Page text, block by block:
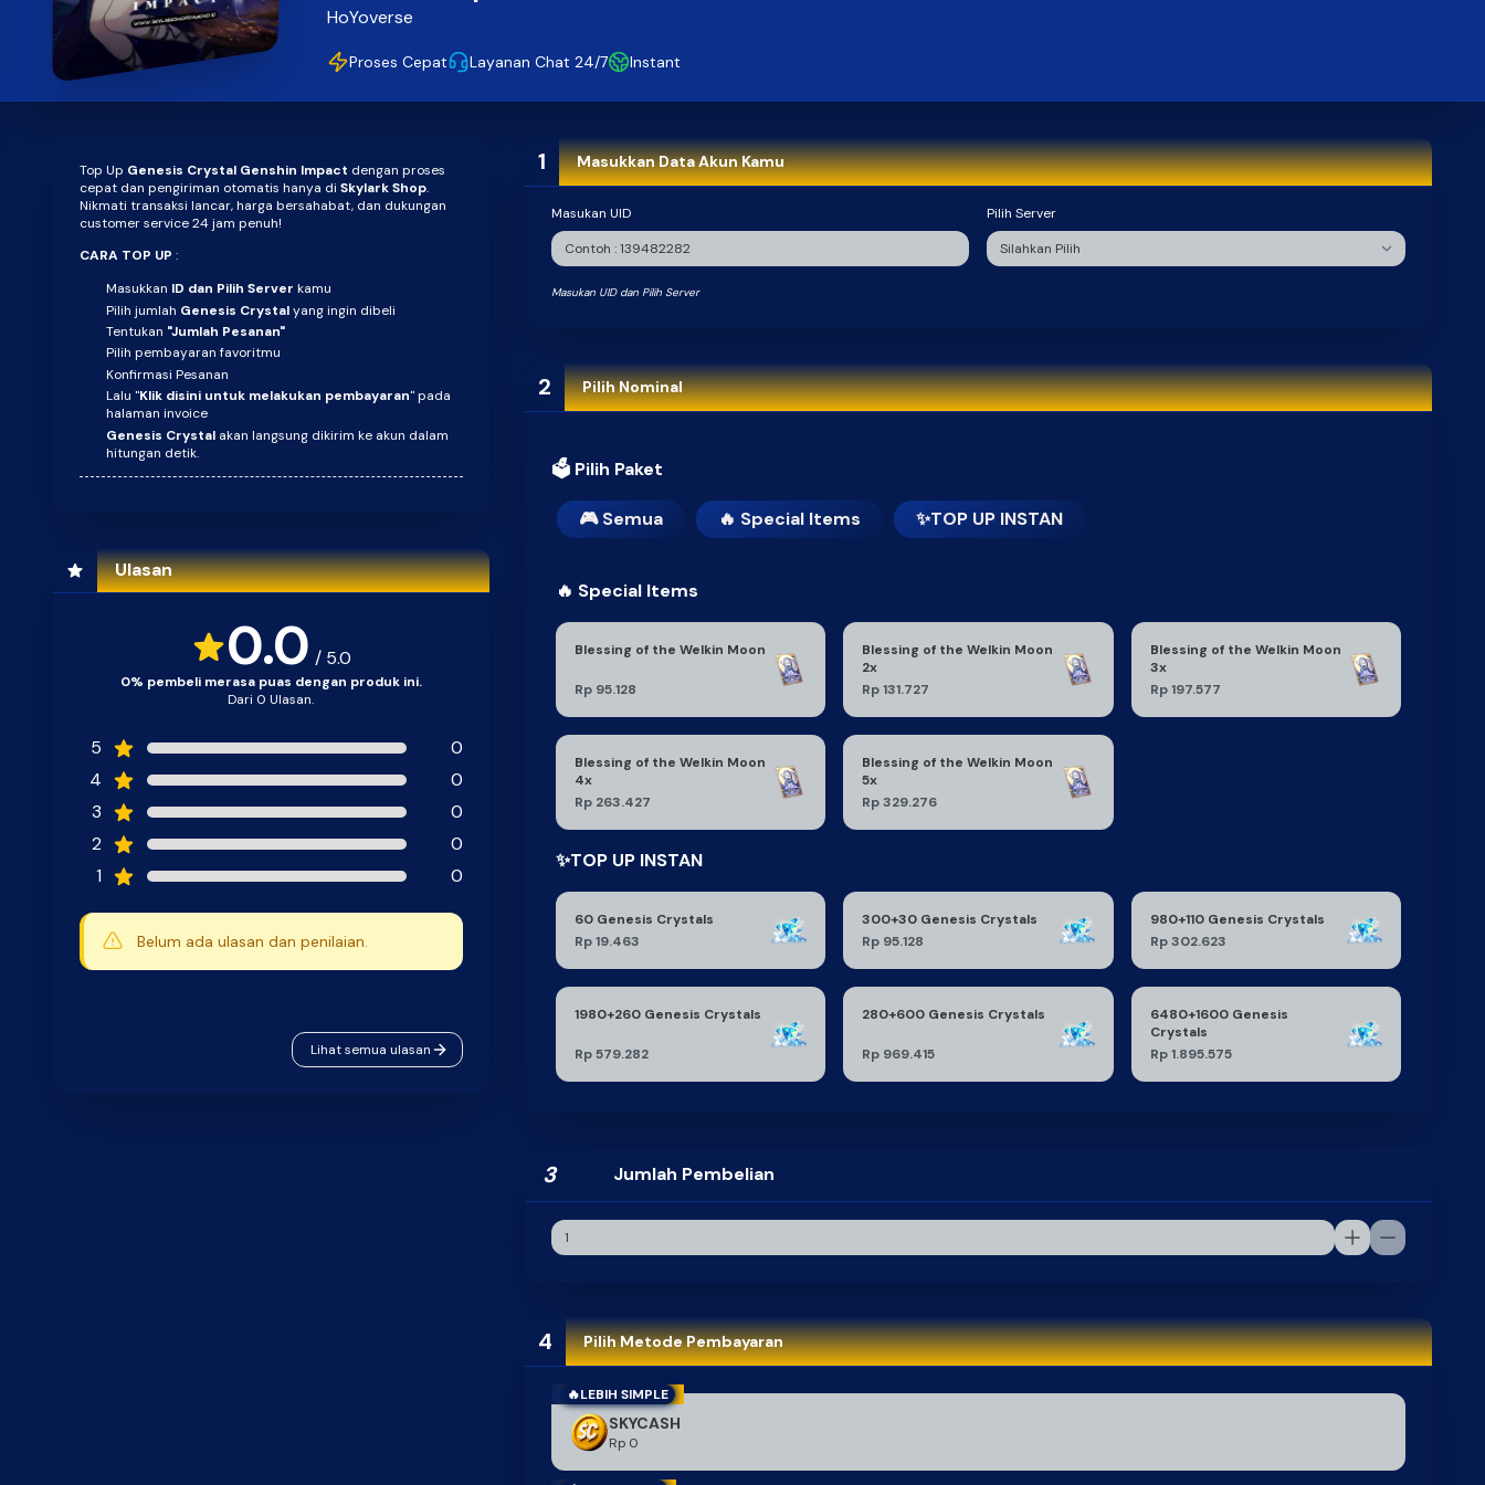
HoYoverse
Proses Cepat Layanan Chat 24/7 Instant
Top Up Genesis Crystal Genshin Impact dengan proses
cepat dan pengiriman otomatis hanya di Skylark Shop.
Nikmati transaksi lancar, harga bersahabat, dan dukungan
customer service 24 jam penuh!
CARA TOP UP :
Masukkan ID dan Pilih Server kamu
Pilih jumlah Genesis Crystalyang ingin dibeli
Tentukan "Jumlah Pesanan"
Pilih pembayaran favoritmu
Konfirmasi Pesanan
Lalu "Klik disini untuk melakukan pembayaran" pada
halaman invoice
Genesis Crystalakan langsung dikirim ke akun dalam
hitungan detik.
Ulasan
0.0 / 5.0
0% pembeli merasa puas dengan produk ini.
Dari 0 Ulasan.
5
0
4
0
3
0
2
0
1
0
Belum ada ulasan dan penilaian.
Lihat semua ulasan
1 Masukkan Data Akun Kamu
Masukan UID Pilih Server
Masukan UID dan Pilih Server
2 Pilih Nominal
🗳 Pilih Paket
🎮 Semua 🔥 Special Items ✨TOP UP INSTAN
🔥 Special Items
Blessing of the Welkin Moon
Rp 95.128
Blessing of the Welkin Moon
2x
Rp 131.727
Blessing of the Welkin Moon
3x
Rp 197.577
Blessing of the Welkin Moon
4x
Rp 263.427
Blessing of the Welkin Moon
5x
Rp 329.276
✨TOP UP INSTAN
60 Genesis Crystals
Rp 19.463
300+30 Genesis Crystals
Rp 95.128
980+110 Genesis Crystals
Rp 302.623
1980+260 Genesis Crystals
Rp 579.282
280+600 Genesis Crystals
Rp 969.415
6480+1600 Genesis
Crystals
Rp 1.895.575
3 Jumlah Pembelian
4 Pilih Metode Pembayaran
SKYCASH
Rp 0
BEST PRICE
🔥LEBIH SIMPLE